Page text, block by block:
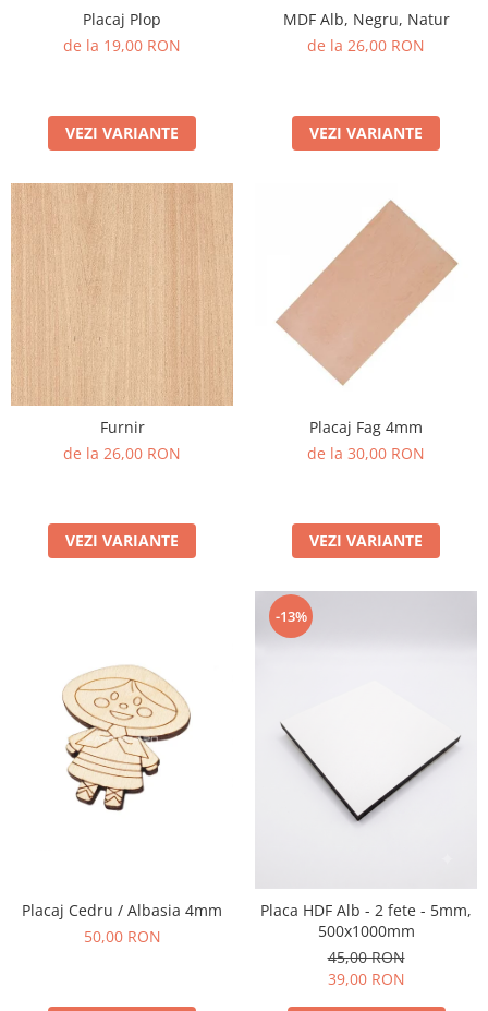
PET-G
Policarbonat Compact
Produs Configurabil
Placaj Plop
de la 19,00 RON
VEZI VARIANTE
MDF Alb, Negru, Natur
de la 26,00 RON
VEZI VARIANTE
Furnir
de la 26,00 RON
VEZI VARIANTE
Placaj Fag 4mm
de la 30,00 RON
VEZI VARIANTE
Placaj Cedru / Albasia 4mm
50,00 RON
-13%
Placa HDF Alb - 2 fete - 5mm,
500x1000mm
45,00 RON
39,00 RON